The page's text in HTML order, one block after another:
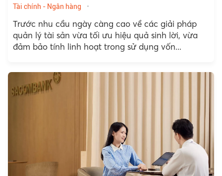
Tài chính - Ngân hàng
Trước nhu cầu ngày càng cao về các giải pháp
quản lý tài sản vừa tối ưu hiệu quả sinh lời, vừa
đảm bảo tính linh hoạt trong sử dụng vốn...